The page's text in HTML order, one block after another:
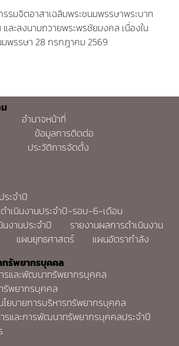
รมจิตอาสาเฉลิมพระชนมพรรษาพระบาท
และลงนามถวายพระพรชัยมงคล เนื่องใน
มพรรษา 28 กรกฎาคม 2569
อำนาจหน้าที่
ข้อมูลการติดต่อ
ประวัติการจัดตั้ง
ระจำปี
ำเนินงานประจำปี-รอบ-6-เดือน
งานประจำปี
รายงานผลการดำเนินงาน
แผนยุทธศาสตร์
แผนอัตรากำลัง
รัพยากรบุคคล
รและพัฒนาทรัพยากรบุคคล
รัพยากรบุคคล
โยบายการบริหารทรัพยากรบุคคล
รและการพัฒนาทรัพยากรบุคคลประจำปี